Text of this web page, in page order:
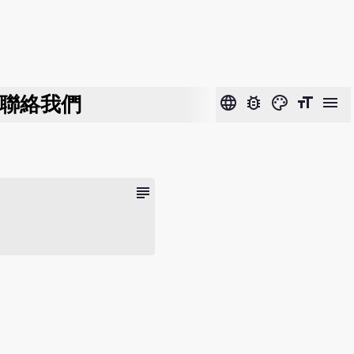
絡我們 language bug_report color_lens format_size menu
subject